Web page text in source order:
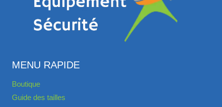
MENU RAPIDE
Boutique
Guide des tailles